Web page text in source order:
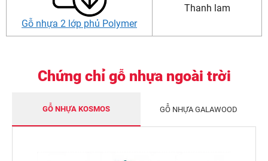
Gỗ nhựa 2 lớp phủ Polymer
Thanh lam
Chứng chỉ gỗ nhựa ngoài trời
GỖ NHỰA KOSMOS GỖ NHỰA GALAWOOD